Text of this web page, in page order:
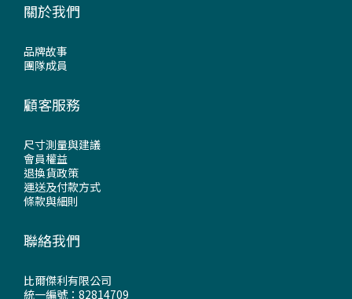
關於我們
品牌故事
團隊成員
顧客服務
尺寸測量與建議
會員權益
退換貨政策
運送及付款方式
條款與細則
聯絡我們
比爾傑利有限公司
統一編號：82814709